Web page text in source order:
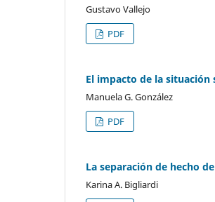
Gustavo Vallejo
PDF
El impacto de la
Manuela G. González
PDF
La separación de hecho
Karina A. Bigliardi